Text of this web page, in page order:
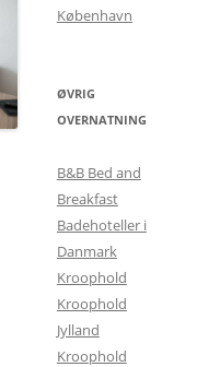
København
ØVRIG
OVERNATNING
B&B Bed and
Breakfast
Badehoteller i
Danmark
Kroophold
Kroophold
Jylland
Kroophold